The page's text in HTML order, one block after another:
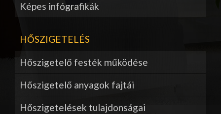
Képes infógrafikák
HŐSZIGETELÉS
Hőszigetelő festék működése
Hőszigetelő anyagok fajtái
Hőszigetelések tulajdonságai